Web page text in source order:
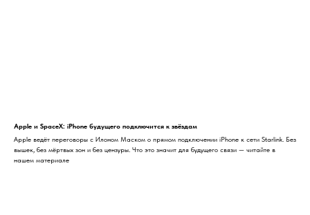
Apple и SpaceX: iPhone будущего подключится к звёздам
Apple ведёт переговоры с Илоном Маском о прямом подключении iPhone к сети Starlink. Без
вышек, без мёртвых зон и без цензуры. Что это значит для будущего связи — читайте в
нашем материале